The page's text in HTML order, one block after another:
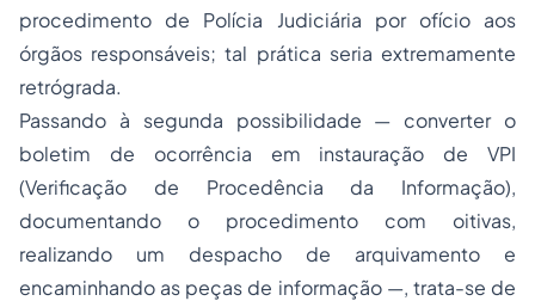
procedimento de Polícia Judiciária por ofício aos
órgãos responsáveis; tal prática seria extremamente
retrógrada.
Passando à segunda possibilidade — converter o
boletim de ocorrência em instauração de VPI
(Verificação de Procedência da Informação),
documentando o procedimento com oitivas,
realizando um despacho de arquivamento e
encaminhando as peças de informação —, trata-se de